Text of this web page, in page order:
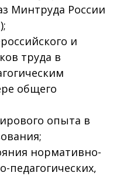
Минтруда России
и
труда в
общего
опыта в
нормативно-
педагогических,